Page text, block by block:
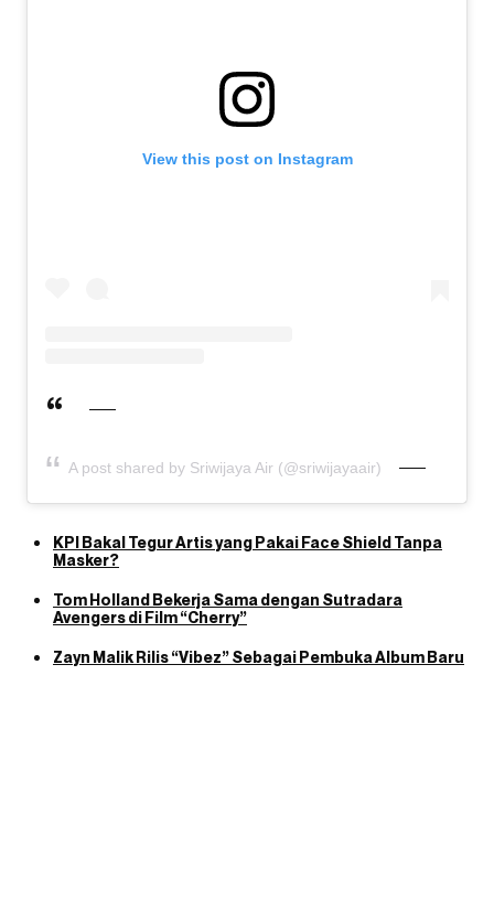
View this post on Instagram
A post shared by Sriwijaya Air (@sriwijayaair)
KPI Bakal Tegur Artis yang Pakai Face Shield Tanpa
Masker?
Tom Holland Bekerja Sama dengan Sutradara
Avengers di Film “Cherry”
Zayn Malik Rilis “Vibez” Sebagai Pembuka Album Baru